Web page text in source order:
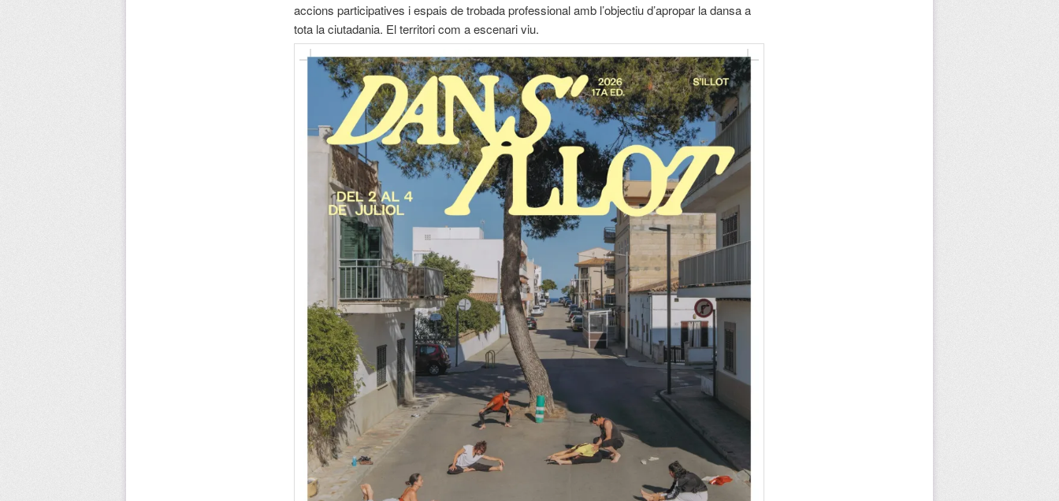
accions participatives i espais de trobada professional amb l’objectiu d’apropar la dansa a
tota la ciutadania. El territori com a escenari viu.